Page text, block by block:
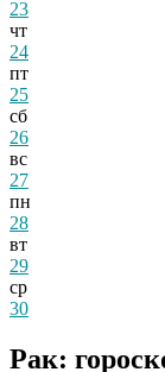
23
чт
24
пт
25
сб
26
вс
27
пн
28
вт
29
ср
30
Рак: